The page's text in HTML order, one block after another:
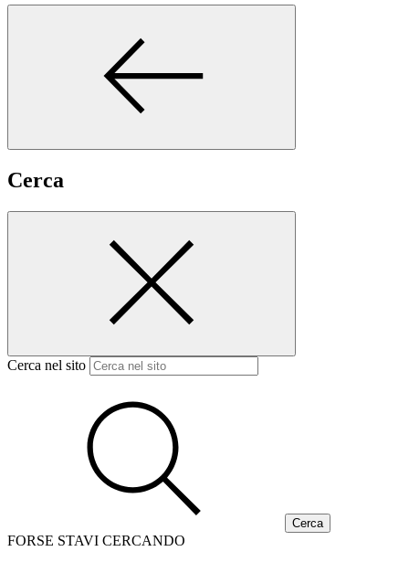
Cerca
Cerca nel sito
FORSE STAVI CERCANDO